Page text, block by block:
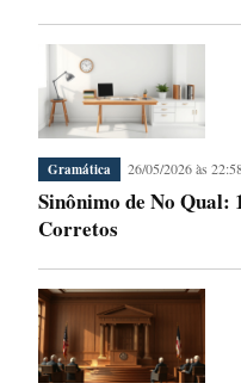
Gramática 26/05/2026 às
Sinônimo de No Qual:
Corretos